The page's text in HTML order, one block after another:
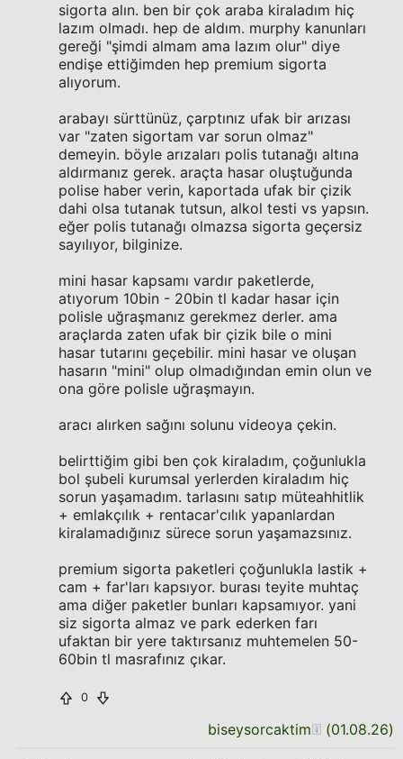
sigorta alın. ben bir çok araba kiraladım hiç
lazım olmadı. hep de aldım. murphy kanunları
gereği "şimdi almam ama lazım olur" diye
endişe ettiğimden hep premium sigorta
alıyorum.
arabayı sürttünüz, çarptınız ufak bir arızası
var "zaten sigortam var sorun olmaz"
demeyin. böyle arızaları polis tutanağı altına
aldırmanız gerek. araçta hasar oluştuğunda
polise haber verin, kaportada ufak bir çizik
dahi olsa tutanak tutsun, alkol testi vs yapsın.
eğer polis tutanağı olmazsa sigorta geçersiz
sayılıyor, bilginize.
mini hasar kapsamı vardır paketlerde,
atıyorum 10bin - 20bin tl kadar hasar için
polisle uğraşmanız gerekmez derler. ama
araçlarda zaten ufak bir çizik bile o mini
hasar tutarını geçebilir. mini hasar ve oluşan
hasarın "mini" olup olmadığından emin olun ve
ona göre polisle uğraşmayın.
aracı alırken sağını solunu videoya çekin.
belirttiğim gibi ben çok kiraladım, çoğunlukla
bol şubeli kurumsal yerlerden kiraladım hiç
sorun yaşamadım. tarlasını satıp müteahhitlik
+ emlakçılık + rentacar'cılık yapanlardan
kiralamadığınız sürece sorun yaşamazsınız.
premium sigorta paketleri çoğunlukla lastik +
cam + far'ları kapsıyor. burası teyite muhtaç
ama diğer paketler bunları kapsamıyor. yani
siz sigorta almaz ve park ederken farı
ufaktan bir yere taktırsanız muhtemelen 50-
60bin tl masrafınız çıkar.
0
biseysorcaktim (01.08.26)